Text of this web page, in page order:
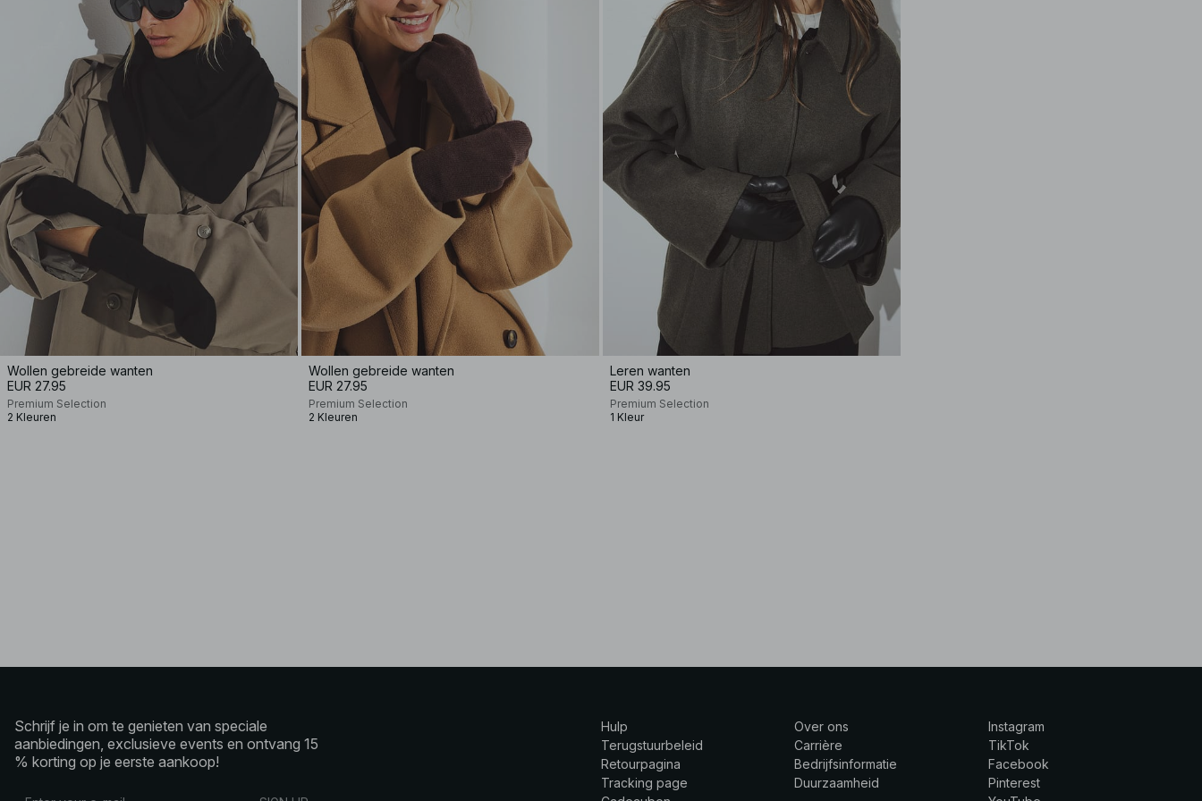
Wollen gebreide wanten
EUR 27.95
Premium Selection
2 Kleuren
Wollen gebreide wanten
EUR 27.95
Premium Selection
2 Kleuren
Leren wanten
EUR 39.95
Premium Selection
1 Kleur
Schrijf je in om te genieten van speciale
aanbiedingen, exclusieve events en ontvang 15
% korting op je eerste aankoop!
Hulp
Terugstuurbeleid
Retourpagina
Tracking page
Over ons
Carrière
Bedrijfsinformatie
Duurzaamheid
Instagram
TikTok
Facebook
Pinterest